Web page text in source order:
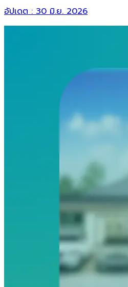
อัปเดต :30 มิ.ย. 2026